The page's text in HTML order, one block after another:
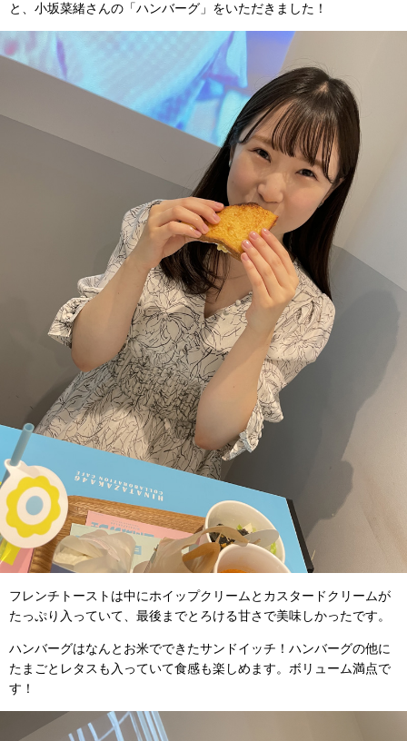
と、小坂菜緒さんの「ハンバーグ」をいただきました！
フレンチトーストは中にホイップクリームとカスタードクリームが
たっぷり入っていて、最後までとろける甘さで美味しかったです。
ハンバーグはなんとお米でできたサンドイッチ！ハンバーグの他に
たまごとレタスも入っていて食感も楽しめます。ボリューム満点で
す！